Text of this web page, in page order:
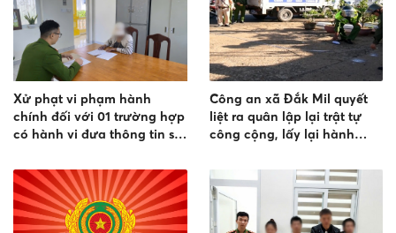
Xử phạt vi phạm hành
chính đối với 01 trường hợp
có hành vi đưa thông tin sai
tổ chức trên mạng xã hội
Công an xã Đắk Mil quyết
liệt ra quân lập lại trật tự
công cộng, lấy lại hành